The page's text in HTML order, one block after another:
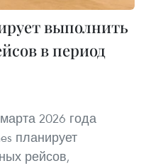
выполнить
в период
2026 года
планирует
рейсов,